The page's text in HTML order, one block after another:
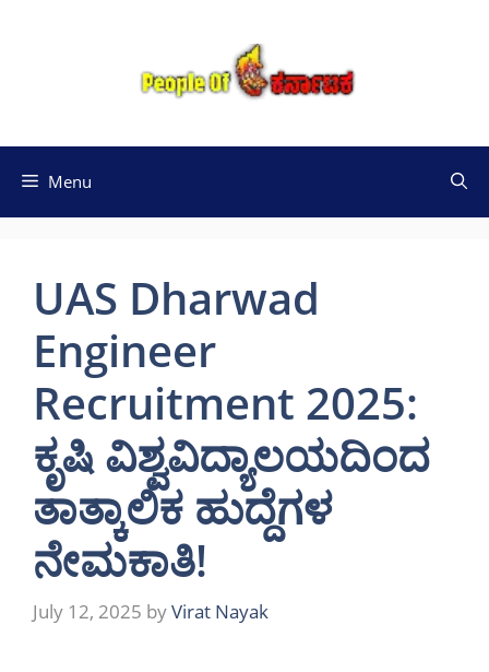
Menu
UAS Dharwad
Engineer
Recruitment 2025:
ಕೃಷಿ ವಿಶ್ವವಿದ್ಯಾಲಯದಿಂದ
ತಾತ್ಕಾಲಿಕ ಹುದ್ದೆಗಳ
ನೇಮಕಾತಿ!
July 12, 2025 byVirat Nayak